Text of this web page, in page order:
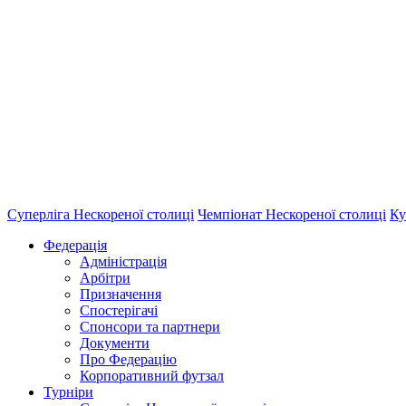
Суперліга Нескореної столиці Чемпіонат Нескореної столиці
Федерація
Адміністрація
Арбітри
Призначення
Спостерігачі
Спонсори та партнери
Документи
Про Федерацію
Корпоративний футзал
Турніри